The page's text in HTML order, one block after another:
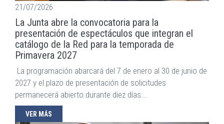
21/07/2026
La Junta abre la convocatoria para la
presentación de espectáculos que integran el
catálogo de la Red para la temporada de
Primavera 2027
La programación abarcará del 7 de enero al 30 de junio de
2027 y el plazo de presentación de solicitudes
permanecerá abierto durante diez días...
VER MÁS